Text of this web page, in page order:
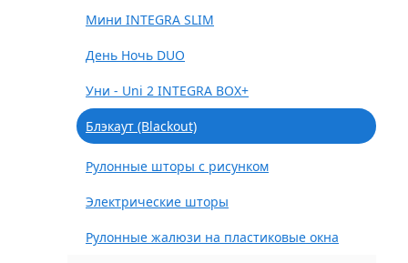
Мини INTEGRA SLIM
День Ночь DUO
Уни - Uni 2 INTEGRA BOX+
Блэкаут (Blackout)
Рулонные шторы с рисунком
Электрические шторы
Рулонные жалюзи на пластиковые окна